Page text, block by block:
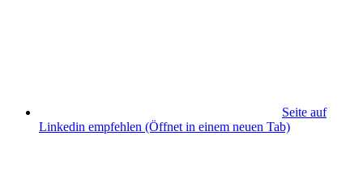
Seite auf
Linkedin empfehlen (Öffnet in einem neuen Tab)